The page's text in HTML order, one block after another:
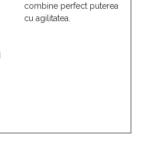
combine perfect puterea
cu agilitatea.